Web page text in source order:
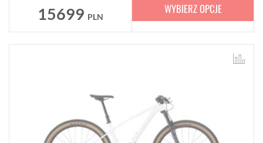
15699 PLN
WYBIERZ OPCJE